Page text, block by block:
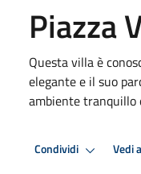
Piazza
Questa villa è
elegante e il suo
ambiente tranquillo
Condividi Vedi